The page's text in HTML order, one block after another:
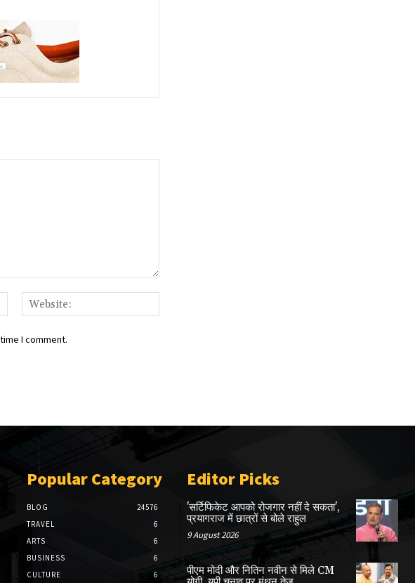
Email:*
I comment.
Popular Category
BLOG
24576
TRAVEL
6
ARTS
6
BUSINESS
6
CULTURE
6
Editor Picks
'सर्टिफिकेट आपको रोजगार नहीं दे सकता',
प्रयागराज में छात्रों से बोले राहुल
9 August 2026
पीएम मोदी और नितिन नवीन से मिले CM